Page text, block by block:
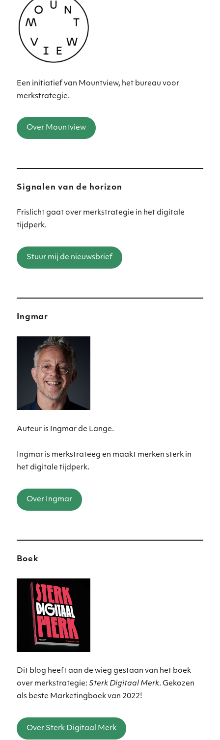
Een initiatief van Mountview, het bureau voor
merkstrategie.
Over Mountview
Signalen van de horizon
Frislicht gaat over merkstrategie in het digitale
tijdperk.
Stuur mij de nieuwsbrief
Ingmar
Auteur is Ingmar de Lange.
Ingmar is merkstrateeg en maakt merken sterk in
het digitale tijdperk.
Over Ingmar
Boek
Dit blog heeft aan de wieg gestaan van het boek
over merkstrategie:Sterk Digitaal Merk. Gekozen
als beste Marketingboek van 2022!
Over Sterk Digitaal Merk